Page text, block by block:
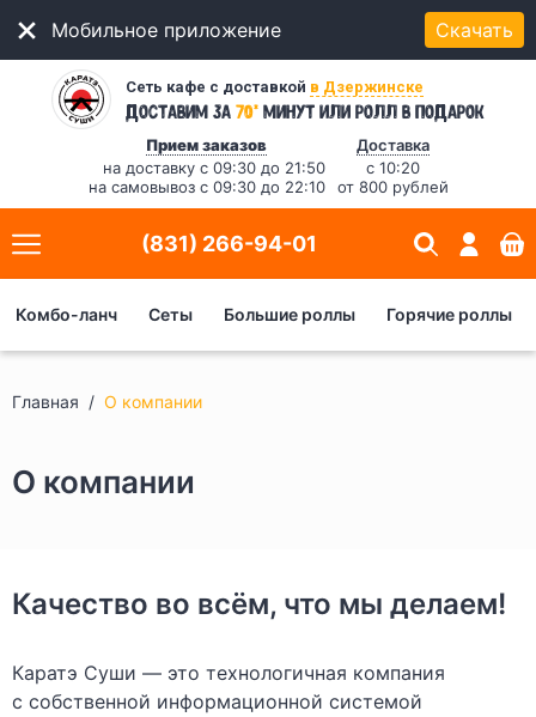
Мобильное приложение Скачать
Сеть кафе с доставкой в Дзержинске
Доставим за70* минутили ролл в подарок
Прием заказов
на доставку с 09:30 до 21:50
на самовывоз с 09:30 до 22:10
Доставка
с 10:20
от 800 рублей
(831) 266-94-01
Комбо-ланч Сеты Большие роллы Горячие роллы
Главная О компании
О компании
Качество во всём, что мы делаем!
Каратэ Суши — это технологичная компания
с собственной информационной системой